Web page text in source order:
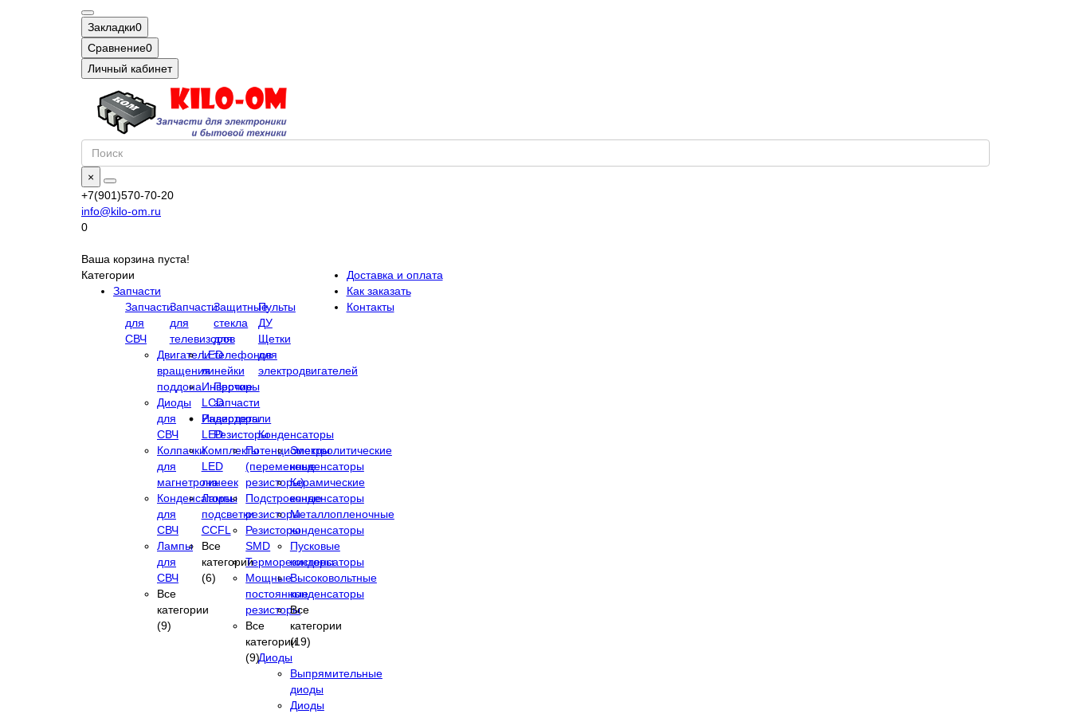
Закладки0
Сравнение0
Личный кабинет
×
+7(901)570-70-20
info@kilo-om.ru
0
Ваша корзина пуста!
Категории
Запчасти
Запчасти
для
СВЧ
Двигатели
вращения
поддона
Диоды
для
СВЧ
Колпачки
для
магнетрона
Конденсаторы
для
СВЧ
Лампы
для
СВЧ
Все
категории
(9)
Запчасти
для
телевизоров
LED
линейки
Инверторы
LCD
Инверторы
LED
Комплекты
LED
линеек
Лампы
подсветки
CCFL
Все
категории
(6)
Защитные
стекла
для
телефонов
Пульты
ДУ
Щетки
для
электродвигателей
Прочие
запчасти
Радиодетали
Резисторы
Потенциометры
(переменные
резисторы)
Подстроечные
резисторы
Резисторы
SMD
Терморезисторы
Мощные
постоянные
резисторы
Все
категории
(9)
Конденсаторы
Электролитические
конденсаторы
Керамические
конденсаторы
Металлопленочные
конденсаторы
Пусковые
конденсаторы
Высоковольтные
конденсаторы
Все
категории
(19)
Диоды
Выпрямительные
диоды
Диоды
Доставка и оплата
Как заказать
Контакты